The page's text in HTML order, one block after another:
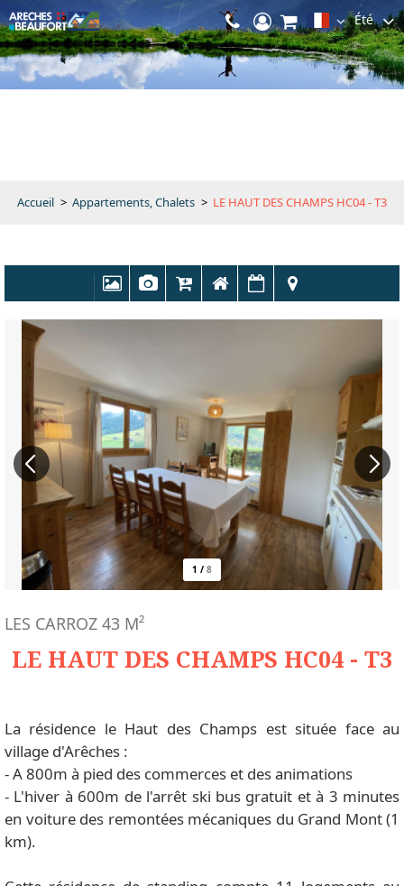
Été
Accueil > Appartements, Chalets > LE HAUT DES CHAMPS HC04 - T3
1 / 8
LE HAUT DES CHAMPS HC04 - T3
LES CARROZ 43 M²
La résidence le Haut des Champs est située face au
village d'Arêches :
- A 800m à pied des commerces et des animations
- L'hiver à 600m de l'arrêt ski bus gratuit et à 3 minutes
en voiture des remontées mécaniques du Grand Mont (1
km).